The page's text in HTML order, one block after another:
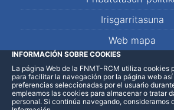
Irisgarritasuna
Web mapa
LinkedInFacebookWhatsApp
INFORMACIÓN SOBRE COOKIES
La página Web de la FNMT-RCM utiliza cookies
para facilitar la navegación por la página web
preferencias seleccionadas por el usuario
empleamos las cookies para almacenar o tratar
personal. Si continúa navegando, consideramos